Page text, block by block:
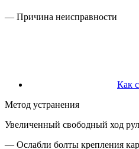
— Причина неисправности
Как
Метод устранения
Увеличенный свободный ход
— Ослабли болты крепления